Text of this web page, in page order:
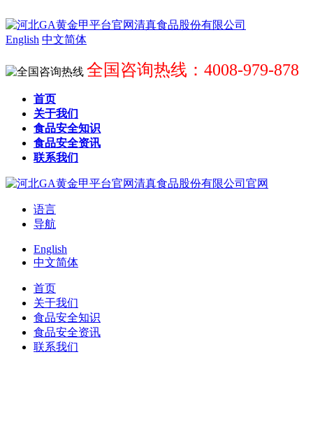
English 中文简体
全国咨询热线：4008-979-878
首页
关于我们
食品安全知识
食品安全资讯
联系我们
语言
导航
English
中文简体
首页
关于我们
食品安全知识
食品安全资讯
联系我们